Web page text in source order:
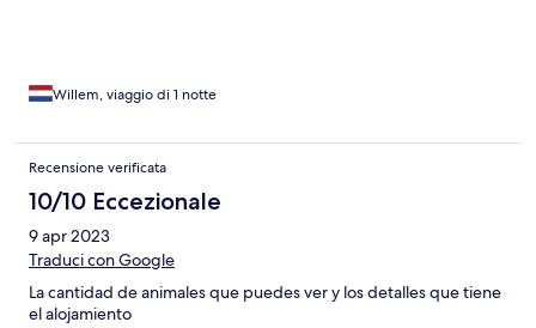
Willem, viaggio di 1 notte
Recensione verificata
10/10 Eccezionale
9 apr 2023
Traduci con Google
La cantidad de animales que puedes ver y los detalles que tiene
el alojamiento